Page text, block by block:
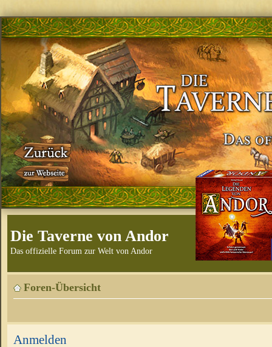
Die Taverne von Andor
Das offizielle Forum zur Welt von Andor
Foren-Übersicht
Anmelden